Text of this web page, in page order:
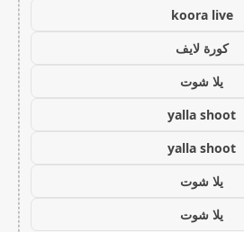
koora live
كورة لايف
يلا شوت
yalla shoot
yalla shoot
يلا شوت
يلا شوت